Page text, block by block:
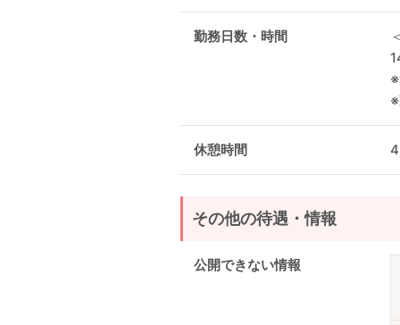
勤務日数・時間
休憩時間
その他の待遇・情報
公開できない情報